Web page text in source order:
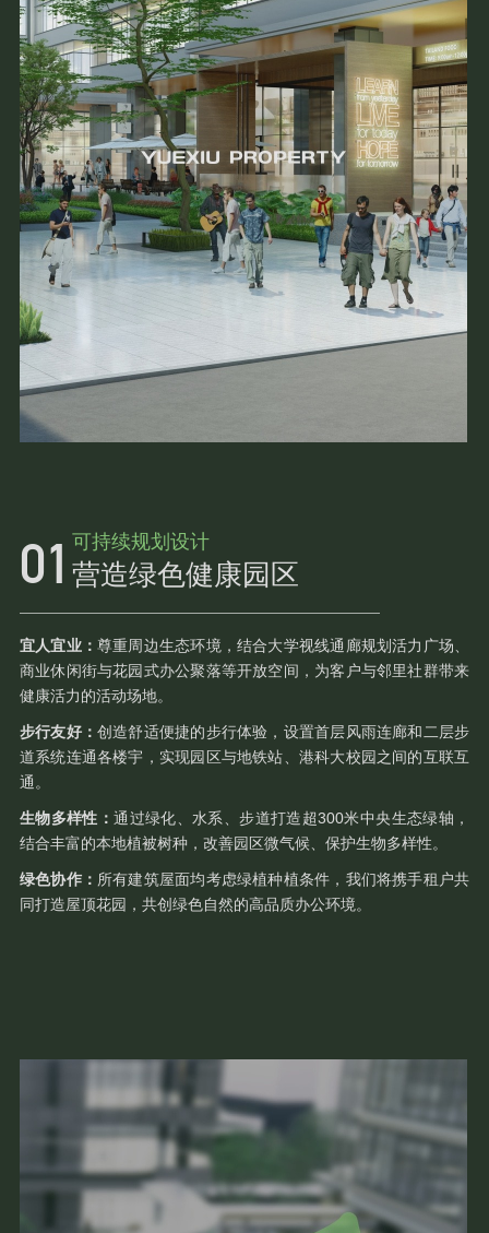
可持续规划设计
营造绿色健康园区
宜人宜业：尊重周边生态环境，结合大学视线通廊规划活力广场、
商业休闲街与花园式办公聚落等开放空间，为客户与邻里社群带来
健康活力的活动场地。
步行友好：创造舒适便捷的步行体验，设置首层风雨连廊和二层步
道系统连通各楼宇，实现园区与地铁站、港科大校园之间的互联互
通。
生物多样性：通过绿化、水系、步道打造超300米中央生态绿轴，
结合丰富的本地植被树种，改善园区微气候、保护生物多样性。
绿色协作： 所有建筑屋面均考虑绿植种植条件，我们将携手租户共
同打造屋顶花园，共创绿色自然的高品质办公环境。